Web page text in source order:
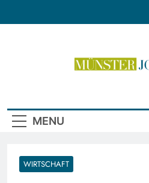
MENU
WIRTSCHAFT